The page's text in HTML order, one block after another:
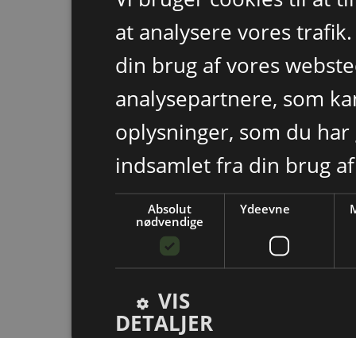
at analysere vores
din brug af vores
analysepartnere, som
oplysninger, som du
indsamlet fra din brug
Absolut
nødvendige
Ydeevne
VIS
DETALJER